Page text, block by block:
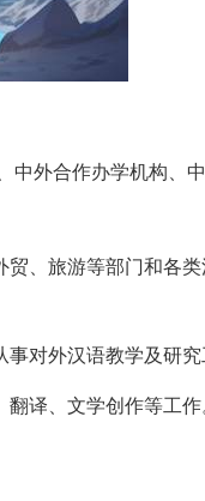
外合作办学机构、
、旅游等部门和各
对外汉语教学及研究
译、文学创作等工作